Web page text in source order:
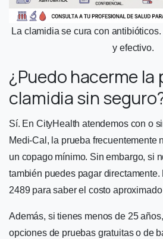
La clamidia se cura con
y efectivo.
¿Puedo hacerme la
clamidia sin
Sí. En CityHealth atendemos con o
Medi-Cal, la prueba frecuentemente
un copago mínimo. Sin embargo, si
también puedes pagar
2489 para saber el costo
Además, si tienes menos de 25
opciones de pruebas gratuitas o de